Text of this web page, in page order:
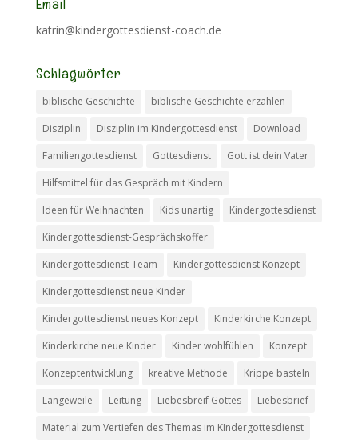
katrin@kindergottesdienst-coach.de
Schlagwörter
biblische Geschichte
biblische Geschichte erzählen
Disziplin
Disziplin im Kindergottesdienst
Download
Familiengottesdienst
Gottesdienst
Gott ist dein Vater
Hilfsmittel für das Gespräch mit Kindern
Ideen für Weihnachten
Kids unartig
Kindergottesdienst
Kindergottesdienst-Gesprächskoffer
Kindergottesdienst-Team
Kindergottesdienst Konzept
Kindergottesdienst neue Kinder
Kindergottesdienst neues Konzept
Kinderkirche Konzept
Kinderkirche neue Kinder
Kinder wohlfühlen
Konzept
Konzeptentwicklung
kreative Methode
Krippe basteln
Langeweile
Leitung Liebesbreif Gottes
Liebesbrief
Material zum Vertiefen des Themas im KIndergottesdienst